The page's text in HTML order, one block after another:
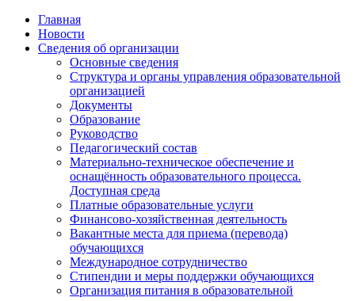
Главная
Новости
Сведения об организации
Основные сведения
Структура и органы управления образовательной
организацией
Документы
Образование
Руководство
Педагогический состав
Материально-техническое обеспечение и
оснащённость образовательного процесса.
Доступная среда
Платные образовательные услуги
Финансово-хозяйственная деятельность
Вакантные места для приема (перевода)
обучающихся
Международное сотрудничество
Стипендии и меры поддержки обучающихся
Организация питания в образовательной